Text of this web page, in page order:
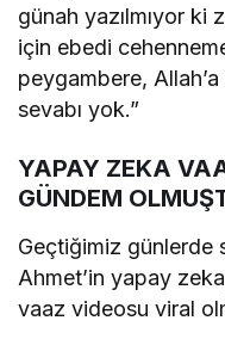
günah yazılmıyor ki
için ebedi
peygambere, Allah’a
sevabı yok.”
YAPAY ZEKA
GÜNDEM
Geçtiğimiz günlerde
Ahmet’in yapay
vaaz videosu viral